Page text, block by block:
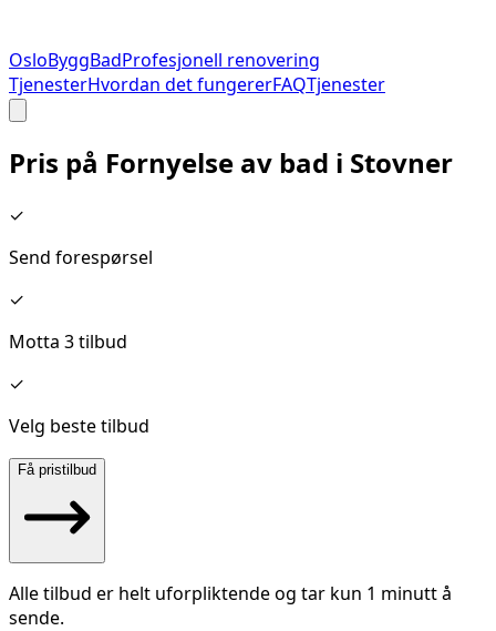
OsloByggBadProfesjonell renovering
TjenesterHvordan det fungererFAQTjenester
Pris på Fornyelse av bad i Stovner
✓
Send forespørsel
✓
Motta 3 tilbud
✓
Velg beste tilbud
Få pristilbud
Alle tilbud er helt uforpliktende og tar kun 1 minutt å
sende.